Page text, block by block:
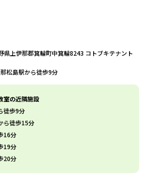
県上伊那郡箕輪町中箕輪8243 コトブキテナント
松島駅から徒歩9分
室の近隣施設
徒歩9分
ら徒歩15分
16分
19分
20分